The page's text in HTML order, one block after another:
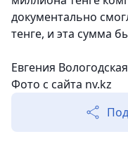
документально
тенге, и эта сумма
Евгения Вологодская
Фото с сайта nv.kz